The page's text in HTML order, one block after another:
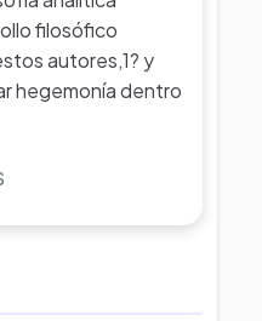
filosófico
autores,1? y
hegemonía dentro